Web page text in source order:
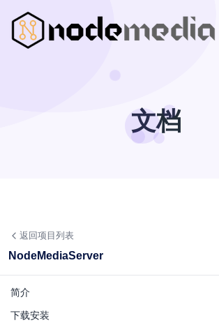
文档
返回项目列表
NodeMediaServer
简介
下载安装